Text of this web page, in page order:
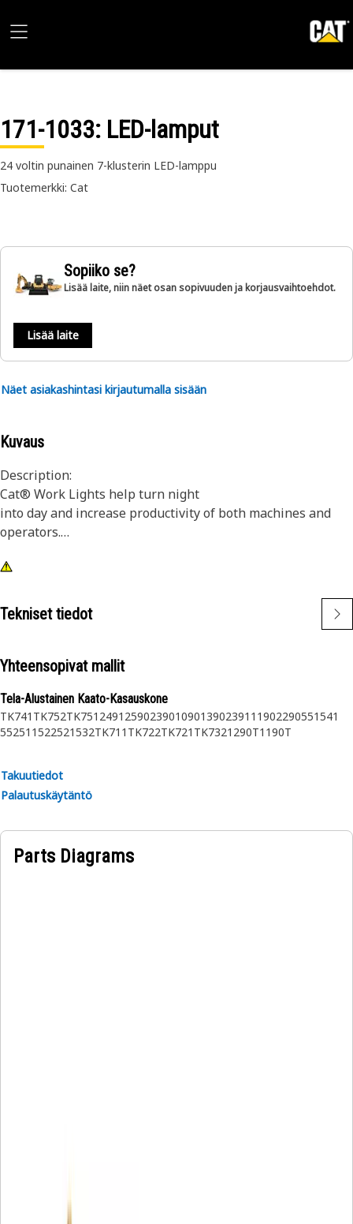
171-1033: LED-lamput
24 voltin punainen 7-klusterin LED-lamppu
Tuotemerkki: Cat
Sopiiko se?
Lisää laite, niin näet osan sopivuuden ja korjausvaihtoehdot.
Lisää laite
Näet asiakashintasi kirjautumalla sisään
Kuvaus
Description:
Cat® Work Lights help turn night
into day and increase productivity of both machines and
operators.
Attributes:
vibration levels of both large and small machines
2)Cat Lights are adaptable to other machines in your fleet,
Designed for use in extremely tough conditions.
Tekniset tiedot
Yhteensopivat mallit
Tela-Alustainen Kaato-Kasauskone
TK741 TK752TK751 2491 25902390109013902391 11902290551541
552511522521532TK711 TK722TK721 TK7321290T1190T
Takuutiedot
Palautuskäytäntö
Parts Diagrams